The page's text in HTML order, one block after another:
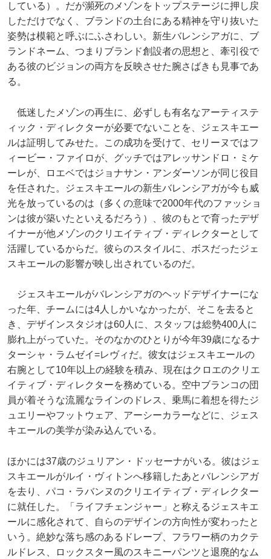
している）。だが瀕死のメゾンをトップステージに押し戻
しただけでなく、ブランドの土台にある精神を守り抜いた
姿勢は模範と呼ぶにふさわしい。新生バレンシアガに、ブ
ランドネーム、つまりブランド創設者の思想と、牽引役で
ある彼のビジョンの両方を反映させた腕さばきも見事であ
る。
低迷したメゾンの再生に、必ずしも有名なアーティステ
ィック・ディレクターが必要でないことを、ジェスキエー
ルは証明してみせた。この成功を受けて、セリーヌではフ
ィービー・ファイロが、グッチではアレッサンドロ・ミケ
ーレが、ロエベではジョナサン・アンダーソンが同じ役目
を任された。ジェスキエールの新生バレンシアガが今も威
光を放っているのは（多くの意味で2000年代のファッショ
ンは彼が築いたといえるだろう）、彼のもとで育ったデザ
イナーが他メゾンのクリエイティブ・ディレクターとして
活躍しているからだ。彼らのスタイルに、ボスだったジェ
スキエールの影響が映し出されているのだ。
ジェスキエールがバレンシアガのヘッドデザイナーにな
った年、チームには4人しかいなかったが、そこを去ると
き、デザインスタジオは60人に、スタッフは総勢400人に
膨れ上がっていた。そのなかのひとりが今年39歳になるナ
ターシャ・ラムゼイ=レヴィだ。彼女はジェスキエールの
右腕として10年以上の経験を積み、現在はクロエのクリエ
イティブ・ディレクターを務めている。空中ブランコの団
員が着そうな流麗なラインのドレス、乗馬に着想を得たジ
ュエリーやフットウェア、アーシーカラーなどに、ジェス
キエールの美学が染み込んでいる。
ほかには37歳のジュリアン・ドッセーナがいる。彼はジェ
スキエールがルイ・ヴィトンへ移籍したあとバレンシアガ
を去り、パコ・ラバンヌのクリエイティブ・ディレクター
に就任した。「ライフチェンジャー」と称えるジェスキエ
ールに感化されて、自らのデザインの方向性が変わったと
いう。絶妙な落ち感のあるドレープ、フラワー柄のカクテ
ルドレス、ロックスター風のスキニーパンツと退廃的なム